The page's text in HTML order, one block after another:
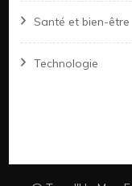
Santé et bien-être
Technologie